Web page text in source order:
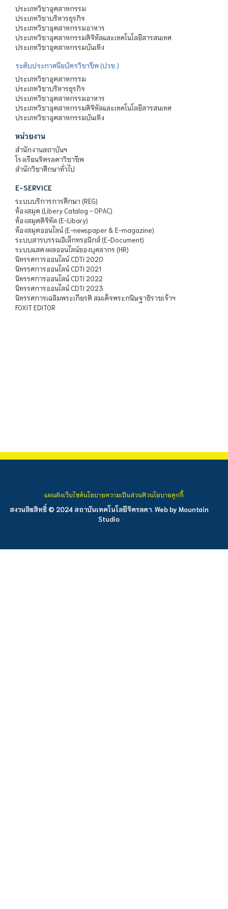
ประเภทวิชาอุตสาหกรรม
ประเภทวิชาบริหารธุรกิจ
ประเภทวิชาอุตสาหกรรมอาหาร
ประเภทวิชาอุตสาหกรรมดิจิทัลและเทคโนโลยีสารสนเทศ
ประเภทวิชาอุตสาหกรรมบันเทิง
ระดับประกาศนียบัตรวิชาชีพ (ปวช.)
ประเภทวิชาอุตสาหกรรม
ประเภทวิชาบริหารธุรกิจ
ประเภทวิชาอุตสาหกรรมอาหาร
ประเภทวิชาอุตสาหกรรมดิจิทัลและเทคโนโลยีสารสนเทศ
ประเภทวิชาอุตสาหกรรมบันเทิง
หน่วยงาน
สำนักงานสถาบันฯ
โรงเรียนจิตรลดาวิชาชีพ
สำนักวิชาศึกษาทั่วไป
E-SERVICE
ระบบบริการการศึกษา (REG)
ห้องสมุด (Libery Catalog - OPAC)
ห้องสมุดดิจิทัล (E-Libary)
ห้องสมุดออนไลน์ (E-newspaper & E-magazine)
ระบบสารบรรณอิเล็กทรอนิกส์ (E-Document)
ระบบแสดงผลออนไลน์ของบุคลากร (HR)
นิทรรศการออนไลน์ CDTI 2020
นิทรรศการออนไลน์ CDTI 2021
นิทรรศการออนไลน์ CDTI 2022
นิทรรศการออนไลน์ CDTI 2023
นิทรรศการเฉลิมพระเกียรติ สมเด็จพระกนิษฐาธิราชเจ้าฯ
FOXIT EDITOR
สงวนลิขสิทธิ์ © 2024 สถาบันเทคโนโลยีจิตรลดา. Web by Mountain
Studio
แผนผังเว็บไซต์นโยบายความเป็นส่วนตัวนโยบายคุกกี้